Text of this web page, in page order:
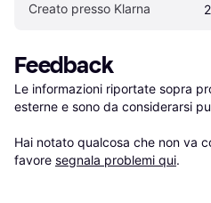
Creato presso Klarna
Feedback
Le informazioni riportate sopra
esterne e sono da considerarsi
Hai notato qualcosa che non va
favore segnala problemi qui.